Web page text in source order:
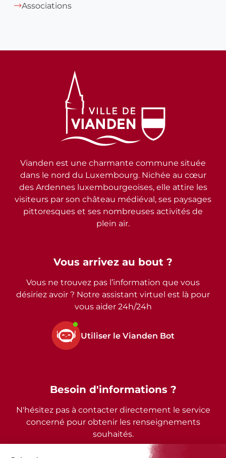
Associations
Vous arrivez au bout ?
Vous ne trouvez pas l’information que vous
désiriez avoir ? Notre assistant virtuel est là pour
vous aider 24h/24h
Utiliser le Vianden Bot
Vianden est une charmante commune située
dans le nord du Luxembourg. Nichée au cœur
des Ardennes luxembourgeoises, elle attire les
visiteurs par son château médiéval, ses paysages
pittoresques et ses nombreuses activités de
plein air.
Besoin d'informations ?
N'hésitez pas à contacter directement le service
concerné pour obtenir les renseignements
souhaités.